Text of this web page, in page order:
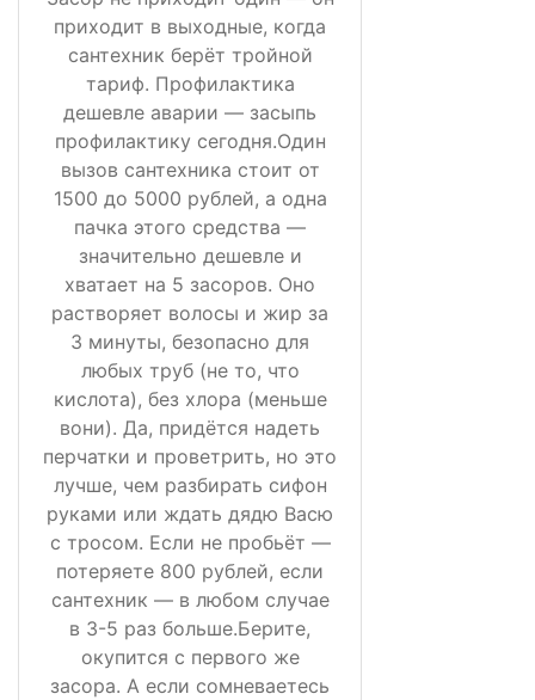
приходит в выходные, когда
сантехник берёт тройной
тариф. Профилактика
дешевле аварии — засыпь
профилактику сегодня.Один
вызов сантехника стоит от
1500 до 5000 рублей, а одна
пачка этого средства —
значительно дешевле и
хватает на 5 засоров. Оно
растворяет волосы и жир за
3 минуты, безопасно для
любых труб (не то, что
кислота), без хлора (меньше
вони). Да, придётся надеть
перчатки и проветрить, но это
лучше, чем разбирать сифон
руками или ждать дядю Васю
с тросом. Если не пробьёт —
потеряете 800 рублей, если
сантехник — в любом случае
в 3-5 раз больше.Берите,
окупится с первого же
засора. А если сомневаетесь